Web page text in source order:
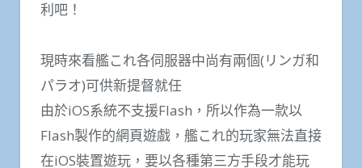
利吧！
現時來看艦これ各伺服器中尚有兩個(リンガ和
パラオ)可供新提督就任
由於iOS系統不支援Flash，所以作為一款以
Flash製作的網頁遊戲，艦これ的玩家無法直接
在iOS裝置遊玩，要以各種第三方手段才能玩